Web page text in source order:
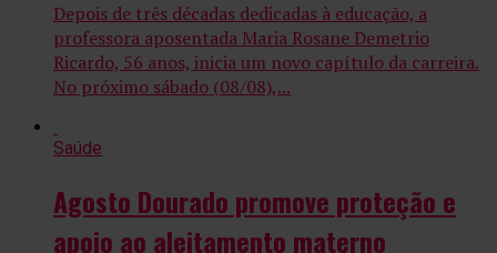
Depois de três décadas dedicadas à educação, a
professora aposentada Maria Rosane Demetrio
Ricardo, 56 anos, inicia um novo capítulo da carreira.
No próximo sábado (08/08),...
Saúde
Agosto Dourado promove proteção e
apoio ao aleitamento materno